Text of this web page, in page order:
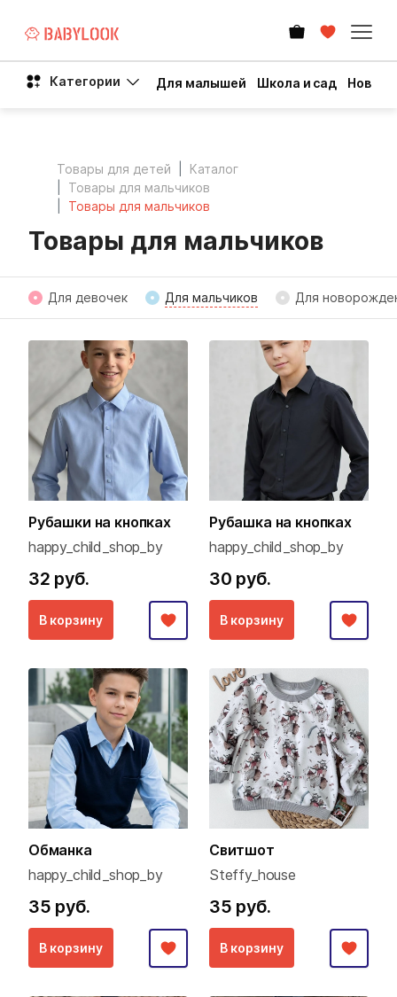
Категории Для малышей Школа и сад Новый
Товары для детей
Каталог
Товары для мальчиков
Товары для мальчиков
Товары для мальчиков
Для девочек Для мальчиков Для
Рубашки на кнопках
happy_child_shop_by
32 руб.
В корзину
Рубашка на кнопках
happy_child_shop_by
30 руб.
В корзину
Обманка
happy_child_shop_by
35 руб.
В корзину
Свитшот
Steffy_house
35 руб.
В корзину